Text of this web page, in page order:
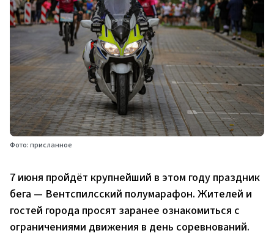
Фото: присланное
7 июня пройдёт крупнейший в этом году праздник
бега — Вентспилсский полумарафон. Жителей и
гостей города просят заранее ознакомиться с
ограничениями движения в день соревнований.